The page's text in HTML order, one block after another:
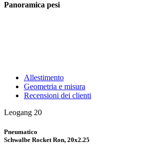
Panoramica pesi
Allestimento
Geometria e misura
Recensioni dei clienti
Leogang 20
Pneumatico
Schwalbe Rocket Ron, 20x2.25